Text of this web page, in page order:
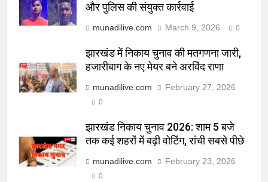
और पुलिस की संयुक्त कार्रवाई
munadilive.com March 9, 2026 0
झारखंड में निकाय चुनाव की मतगणना जारी,
हजारीबाग के नए मेयर बने अरविंद राणा
munadilive.com February 27, 2026
0
झारखंड निकाय चुनाव 2026: शाम 5 बजे
तक कई शहरों में बढ़ी वोटिंग, रांची सबसे पीछे
munadilive.com February 23, 2026
0